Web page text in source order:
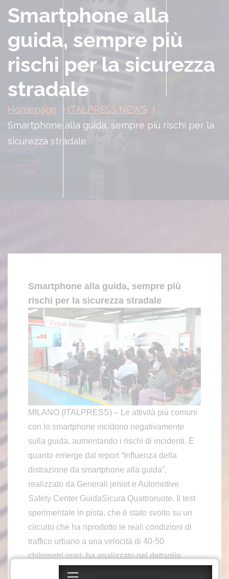
Smartphone alla
guida, sempre più
rischi per la sicurezza
stradale
Homepage
ITALPRESS NEWS
Smartphone alla guida, sempre più rischi per la
sicurezza stradale
Smartphone alla guida, sempre più
rischi per la sicurezza stradale
MILANO (ITALPRESS) – Le attività più comuni
con lo smartphone incidono negativamente
sulla guida, aumentando i rischi di incidenti. È
quanto emerge dal report “Influenza della
distrazione da smartphone alla guida”,
realizzato da Generali jeniot e Automotive
Safety Center GuidaSicura Quattroruote. Il test
sperimentale in pista, che è stato svolto su un
circuito che ha riprodotto le reali condizioni di
traffico urbano a una velocità di 40-50
chilometri orari, ha analizzato nel dettaglio